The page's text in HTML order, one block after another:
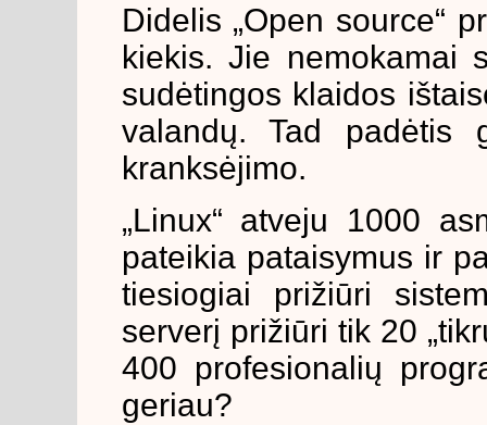
Didelis „Open source“
kiekis. Jie nemokamai
sudėtingos klaidos
valandų. Tad padėtis
kranksėjimo.
„Linux“ atveju 1000
pateikia pataisymus ir
tiesiogiai prižiūri
serverį prižiūri tik 20
400 profesionalių
geriau?